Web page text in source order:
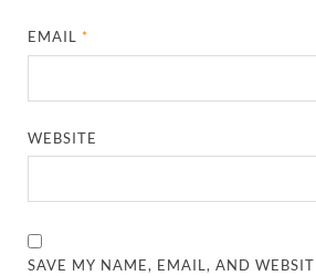
EMAIL*
WEBSITE
SAVE MY NAME, EMAIL, AND